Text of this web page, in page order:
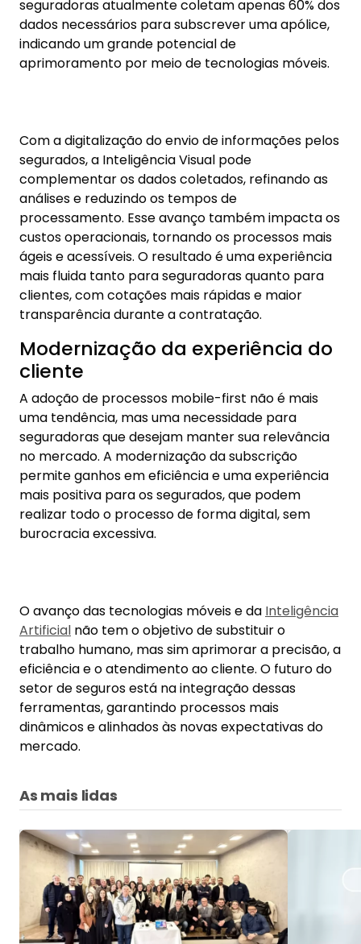
ágeis e acessíveis. O resultado é uma experiência
mais fluida tanto para seguradoras quanto para
clientes, com cotações mais rápidas e maior
transparência durante a contratação.
A adoção de processos mobile-first não é mais
uma tendência, mas uma necessidade para
seguradoras que desejam manter sua relevância
no mercado. A modernização da subscrição
permite ganhos em eficiência e uma experiência
mais positiva para os segurados, que podem
realizar todo o processo de forma digital, sem
burocracia excessiva.
O avanço das tecnologias móveis e da
não tem o objetivo de substituir o
trabalho humano, mas sim aprimorar a precisão, a
eficiência e o atendimento ao cliente. O futuro do
setor de seguros está na integração dessas
ferramentas, garantindo processos mais
dinâmicos e alinhados às novas expectativas do
mercado.
As mais lidas
Regionais
Unidade Chapecó fortalece
relacionamento com corretoras e